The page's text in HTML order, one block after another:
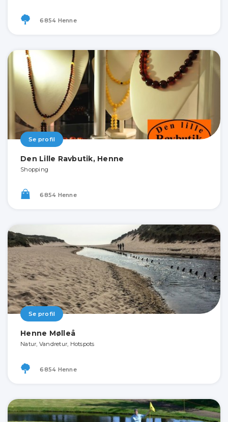
6854 Henne
Se profil
Den Lille Ravbutik, Henne
Shopping
6854 Henne
Se profil
Henne Mølleå
Natur, Vandretur, Hotspots
6854 Henne